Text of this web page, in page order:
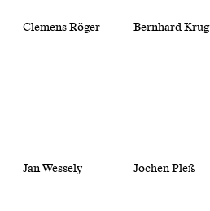
Clemens Röger Bernhard Krug
Jan Wessely Jochen Pleß